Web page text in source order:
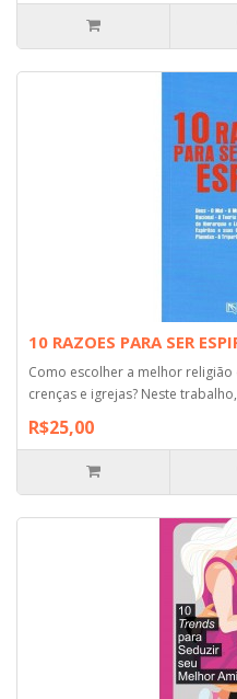
10 RAZOES PARA SER
Como escolher a melhor
crenças e igrejas? Neste
R$25,00